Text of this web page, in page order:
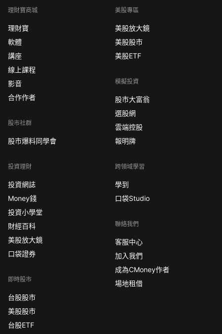
理財寶商城
理財寶
軟體
講座
線上課程
影音
合作作者
股市社群
股市爆料同學會
投資理財
投資網誌
Money錢
投資小學堂
財經百科
美股放大鏡
口袋證券
即時股市
台股股市
美股股市
台股ETF
美股專區
美股放大鏡
美股股市
美股ETF
模擬投資
股市大富翁
選股網
雲端控股
報明牌
跨領域學習
學到
口袋Studio
聯絡我們
客服中心
加入我們
成為CMoney作者
場地租借